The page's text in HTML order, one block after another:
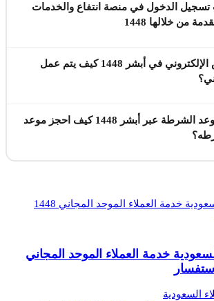
الدخول في منصة انتفاع والخدمات
من خلالها 1448
خدمة التفويض الإلكتروني في أبشر 1448 كيف يتم عمل
طريقة حجز موعد الشرطة عبر أبشر 1448 كيف احجز موعد
خدمة العملاء الموحد المجاني
السعودية